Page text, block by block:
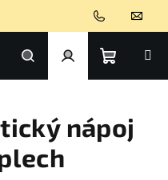
Hledat PřihlášeníNákupní
košík
nápoj